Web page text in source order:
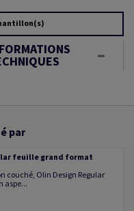
par
feuille grand format
couché, Olin Design Regular
aspe...